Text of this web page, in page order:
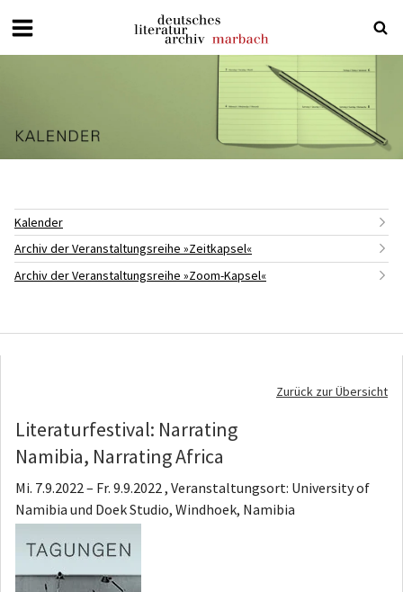
Deutsches
Literaturarchiv
Kalender
Archiv der Veranstaltungsreihe »Zeitkapsel«
Archiv der Veranstaltungsreihe »Zoom-Kapsel«
Zurück zur Übersicht
Literaturfestival: Narrating
Namibia, Narrating Africa
Mi. 7.9.2022 – Fr. 9.9.2022 , Veranstaltungsort: University of
Namibia und Doek Studio, Windhoek, Namibia